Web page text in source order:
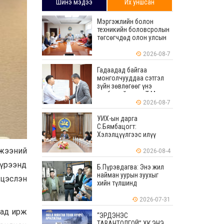
ирж
Шинэ мэдээ Их уншсан
Мэргэжлийн болон
техникийн боловсролын
төгсөгчдөд олон улсын
зөвшөөрөгдөх ур
чадваруудыг олгоно
2026-08-7
Гадаадад байгаа
монголчууддаа сэтгэл
зүйн зөвлөгөөг үнэ
төлбөргүй өгдөг Т.Мөнх-
Эрдэнийг Боловсролын
тэргүүний ажилтнаар
шагналаа
2026-08-7
УИХ-ын дарга
С.Бямбацогт:
Хэлэлцүүлгээс илүү
илүү бодит үр дүн чухал
2026-08-4
Б.Пүрэвдагва: Энэ жил
найман уурын зуухыг
хийн түлшинд
2026-07-31
“ЭРДЭНЭС